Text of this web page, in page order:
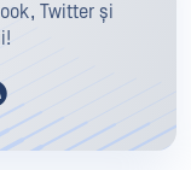
Twitter și